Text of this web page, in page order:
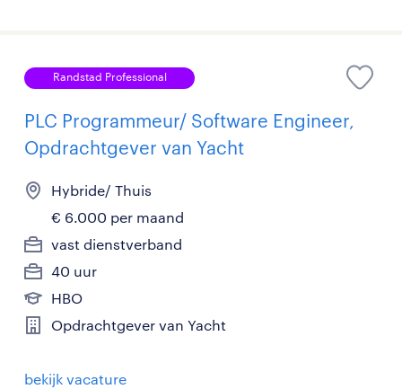
Randstad Professional
PLC Programmeur/ Software Engineer,
Opdrachtgever van Yacht
Hybride/ Thuis
€ 6.000 per maand
vast dienstverband
40 uur
HBO
Opdrachtgever van Yacht
bekijk vacature